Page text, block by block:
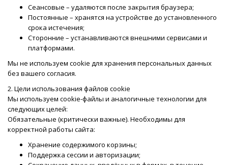
Сеансовые – удаляются после закрытия браузера;
Постоянные – хранятся на устройстве до установленного
срока истечения;
Сторонние – устанавливаются внешними сервисами и
платформами.
Мы не используем cookie для хранения персональных данных
без вашего согласия.
2. Цели использования файлов cookie
Мы используем cookie-файлы и аналогичные технологии для
следующих целей:
Обязательные (критически важные). Необходимы для
корректной работы сайта:
Хранение содержимого корзины;
Поддержка сессии и авторизации;